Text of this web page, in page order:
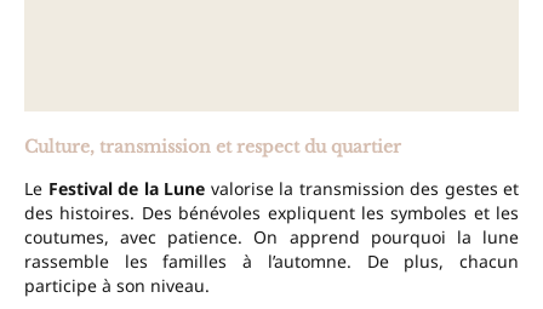
Culture, transmission et respect du quartier
Le Festival de la Lune valorise la transmission des gestes et
des histoires. Des bénévoles expliquent les symboles et les
coutumes, avec patience. On apprend pourquoi la lune
rassemble les familles à l’automne. De plus, chacun
participe à son niveau.